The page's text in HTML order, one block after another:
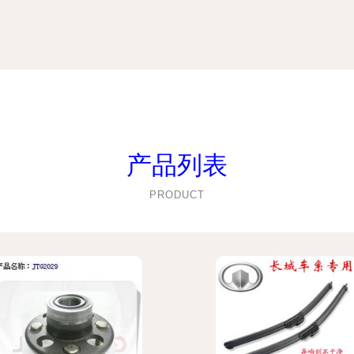
产品列表
PRODUCT